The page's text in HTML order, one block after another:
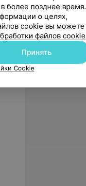
более позднее время.
о целях,
cookie вы можете
файлов cookie
Принять
Cookie